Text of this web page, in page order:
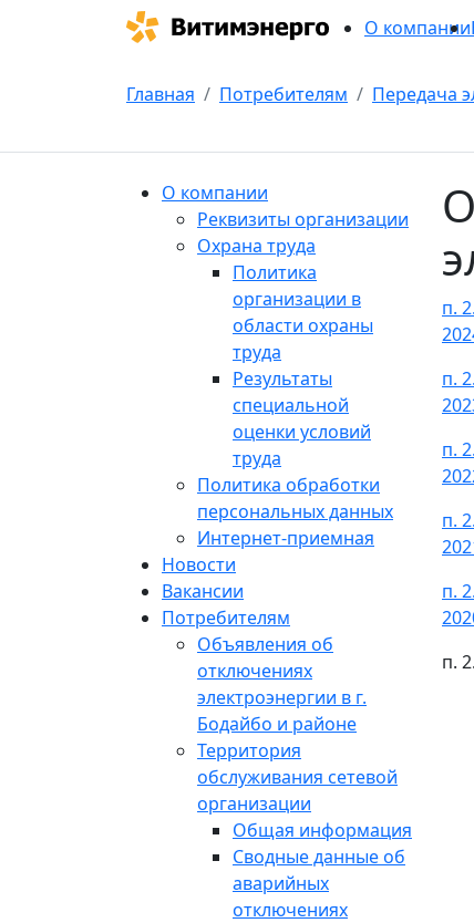
п.
п.
п.
п.
п.
п.
О компании
Реквизиты организации
Охрана труда
Политика
организации в
области охраны
труда
Результаты
специальной
оценки условий
труда
Политика обработки
персональных данных
Интернет-приемная
Новости
Вакансии
Потребителям
Объявления об
отключениях
электроэнергии в г.
Бодайбо и районе
Территория
обслуживания сетевой
организации
Общая информация
Сводные данные об
аварийных
отключениях
О компании
Главная Потребителям Передача